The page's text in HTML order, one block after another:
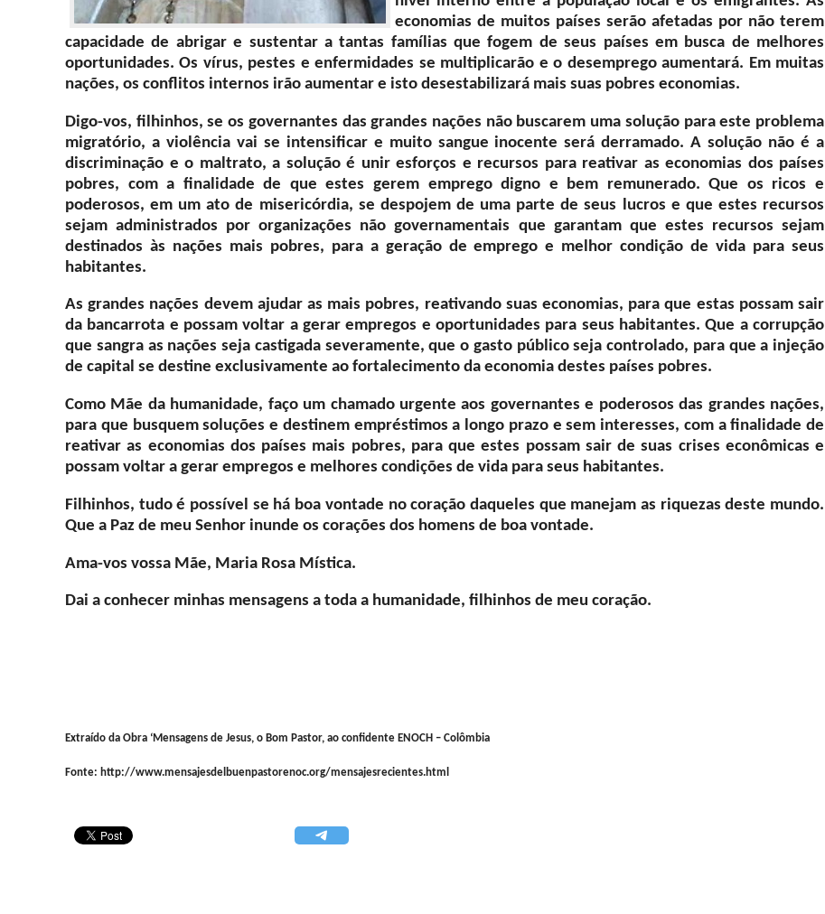
economias de muitos países serão afetadas por não terem
capacidade de abrigar e sustentar a tantas famílias que fogem de seus países em busca de melhores
oportunidades. Os vírus, pestes e enfermidades se multiplicarão e o desemprego aumentará. Em muitas
nações, os conflitos internos irão aumentar e isto desestabilizará mais suas pobres economias.
Digo-vos, filhinhos, se os governantes das grandes nações não buscarem uma solução para este problema
migratório, a violência vai se intensificar e muito sangue inocente será derramado. A solução não é a
discriminação e o maltrato, a solução é unir esforços e recursos para reativar as economias dos países
pobres, com a finalidade de que estes gerem emprego digno e bem remunerado. Que os ricos e
poderosos, em um ato de misericórdia, se despojem de uma parte de seus lucros e que estes recursos
sejam administrados por organizações não governamentais que garantam que estes recursos sejam
destinados às nações mais pobres, para a geração de emprego e melhor condição de vida para seus
habitantes.
As grandes nações devem ajudar as mais pobres, reativando suas economias, para que estas possam sair
da bancarrota e possam voltar a gerar empregos e oportunidades para seus habitantes. Que a corrupção
que sangra as nações seja castigada severamente, que o gasto público seja controlado, para que a injeção
de capital se destine exclusivamente ao fortalecimento da economia destes países pobres.
Como Mãe da humanidade, faço um chamado urgente aos governantes e poderosos das grandes nações,
para que busquem soluções e destinem empréstimos a longo prazo e sem interesses, com a finalidade de
reativar as economias dos países mais pobres, para que estes possam sair de suas crises econômicas e
possam voltar a gerar empregos e melhores condições de vida para seus habitantes.
Filhinhos, tudo é possível se há boa vontade no coração daqueles que manejam as riquezas deste mundo.
Que a Paz de meu Senhor inunde os corações dos homens de boa vontade.
Ama-vos vossa Mãe, Maria Rosa Mística.
Dai a conhecer minhas mensagens a toda a humanidade, filhinhos de meu coração.
Extraído da Obra ‘Mensagens de Jesus, o Bom Pastor, ao confidente ENOCH – Colômbia
Fonte: http://www.mensajesdelbuenpastorenoc.org/mensajesrecientes.html